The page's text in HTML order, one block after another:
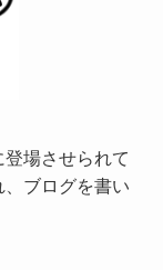
場させられて
、ブログを書い